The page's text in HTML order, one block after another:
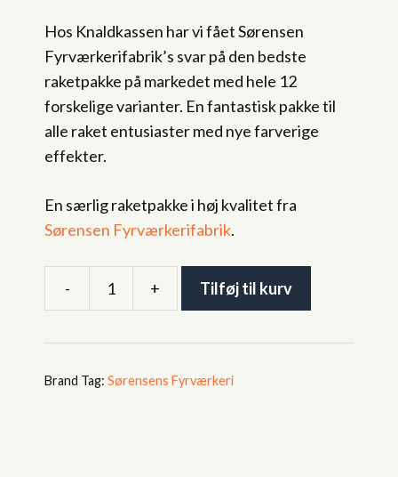
Hos Knaldkassen har vi fået Sørensen
Fyrværkerifabrik’s svar på den bedste
raketpakke på markedet med hele 12
forskelige varianter. En fantastisk pakke til
alle raket entusiaster med nye farverige
effekter.
En særlig raketpakke i høj kvalitet fra
Sørensen Fyrværkerifabrik.
-
SFAC
12
stk
+ Tilføj til kurv
Tag: Sørensens Fyrværkeri